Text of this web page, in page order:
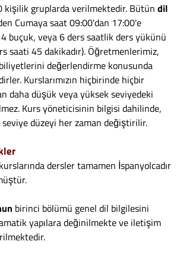
kişilik gruplarda verilmektedir. Bütün dil
Cumaya saat 09:00'dan 17:00'e
buçuk, veya 6 ders saatlik ders yükünü
saati 45 dakikadır). Öğretmenlerimiz,
değerlendirme konusunda
Kurslarımızın hiçbirinde hiçbir
daha düşük veya yüksek seviyedeki
Kurs yöneticisinin bilgisi dahilinde,
seviye düzeyi her zaman değiştirilir.
dersler tamamen İspanyolcadır
birinci bölümü genel dil bilgilesini
yapılara değinilmekte ve iletişim